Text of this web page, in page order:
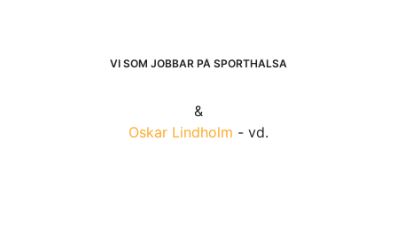
VI SOM JOBBAR PÅ SPORTHÄLSA
&
Oskar Lindholm - vd.